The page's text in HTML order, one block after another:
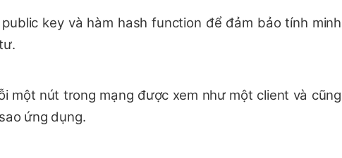
key và hàm hash function để đảm bảo tính minh
một nút trong mạng được xem như một client và cũng
ứng dụng.